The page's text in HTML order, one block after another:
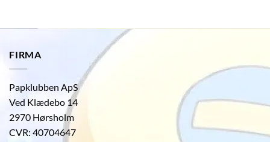
FIRMA
Papklubben ApS
Ved Klædebo 14
2970 Hørsholm
CVR: 40704647